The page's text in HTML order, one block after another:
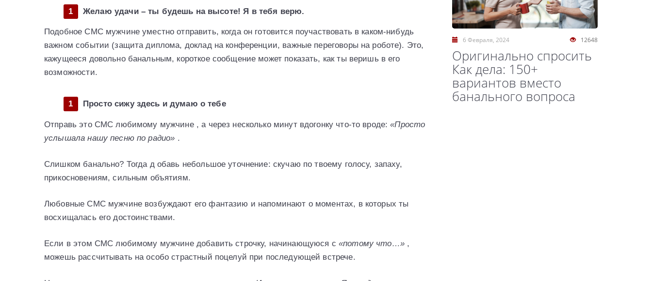
Желаю удачи – ты будешь на высоте! Я в тебя верю.
Подобное СМС мужчине уместно отправить, когда он готовится поучаствовать в каком-нибудь
важном событии (защита диплома, доклад на конференции, важные переговоры на роботе). Это,
кажущееся довольно банальным, короткое сообщение может показать, как ты веришь в его
возможности.
Просто сижу здесь и думаю о тебе
Отправь это СМС любимому мужчине , а через несколько минут вдогонку что-то вроде:«Просто
услышала нашу песню по радио» .
Слишком банально? Тогда д обавь небольшое уточнение: скучаю по твоему голосу, запаху,
прикосновениям, сильным объятиям.
Любовные СМС мужчине возбуждают его фантазию и напоминают о моментах, в которых ты
восхищалась его достоинствами.
Если в этом СМС любимому мужчине добавить строчку, начинающуюся с «потому что…»,
можешь рассчитывать на особо страстный поцелуй при последующей встрече.
12648
6 Февраля, 2024
Оригинально спросить
Как дела: 150+
вариантов вместо
банального вопроса